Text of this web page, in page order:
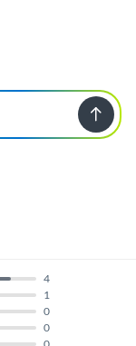
0
0
1
4